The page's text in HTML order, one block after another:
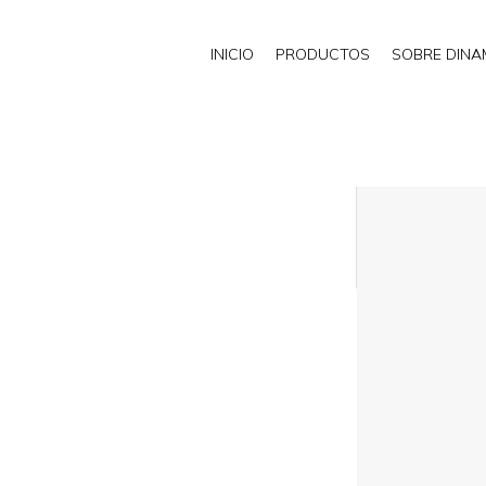
INICIO PRODUCTOS SOBRE